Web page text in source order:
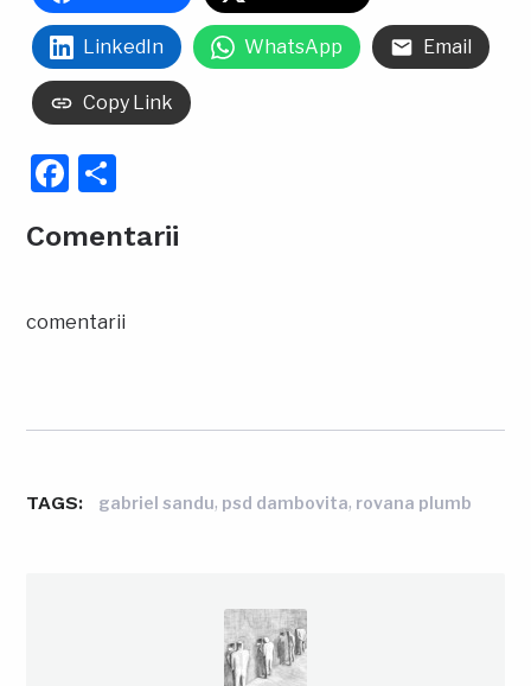
LinkedIn WhatsApp Email
Copy Link
Facebook
Comentarii
comentarii
TAGS: gabriel sandu, psd dambovita, rovana plumb